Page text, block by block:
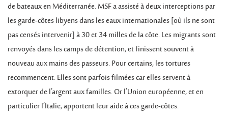
de bateaux en Méditerranée. MSF a assisté à deux interceptions par
les garde-côtes libyens dans les eaux internationales [où ils ne sont
pas censés intervenir] à 30 et 34 milles de la côte. Les migrants sont
renvoyés dans les camps de détention, et finissent souvent à
nouveau aux mains des passeurs. Pour certains, les tortures
recommencent. Elles sont parfois filmées car elles servent à
extorquer de l’argent aux familles. Or l’Union européenne, et en
particulier l’Italie, apportent leur aide à ces garde-côtes.